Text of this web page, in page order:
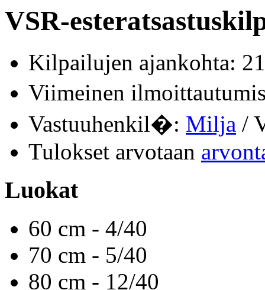
VSR-
Kilpailujen ajankohta:
Viimeinen
Vastuuhenkil�: Milja /
Tulokset arvotaan
Luokat
60 cm - 4/40
70 cm - 5/40
80 cm - 12/40